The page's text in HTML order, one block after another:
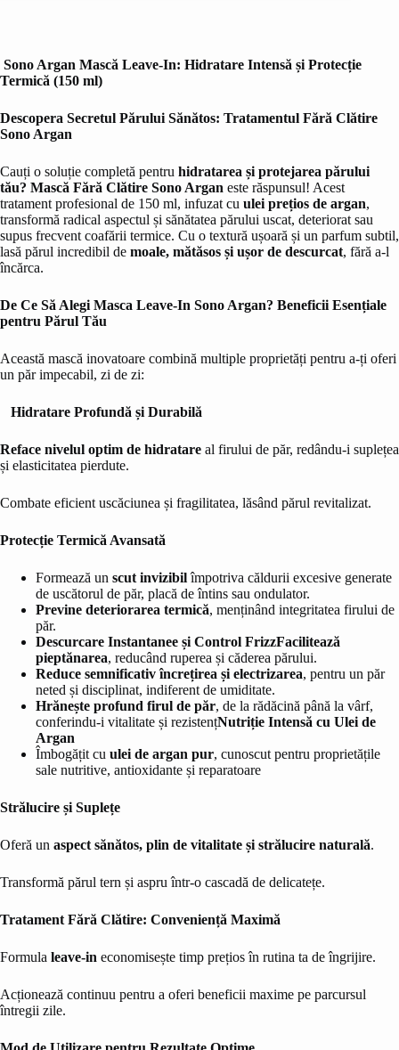
Sono Argan Mască Leave-In: Hidratare Intensă și Protecție
Termică (150 ml)
Descopera Secretul Părului Sănătos: Tratamentul Fără Clătire
Sono Argan
Cauți o soluție completă pentru hidratarea și protejarea părului
tău? Mască Fără Clătire Sono Argan este răspunsul! Acest
tratament profesional de 150 ml, infuzat cu ulei prețios de argan,
transformă radical aspectul și sănătatea părului uscat, deteriorat sau
supus frecvent coafării termice. Cu o textură ușoară și un parfum subtil,
lasă părul incredibil de moale, mătăsos și ușor de descurcat, fără a-l
încărca.
De Ce Să Alegi Masca Leave-In Sono Argan? Beneficii Esențiale
pentru Părul Tău
Această mască inovatoare combină multiple proprietăți pentru a-ți oferi
un păr impecabil, zi de zi:
Hidratare Profundă și Durabilă
Reface nivelul optim de hidratare al firului de păr, redându-i suplețea
și elasticitatea pierdute.
Combate eficient uscăciunea și fragilitatea, lăsând părul revitalizat.
Protecție Termică Avansată
Formează un scut invizibilîmpotriva căldurii excesive generate
de uscătorul de păr, placă de întins sau ondulator.
Previne deteriorarea termică, menținând integritatea firului de
păr.
Descurcare Instantanee și Control FrizzFacilitează
pieptănarea, reducând ruperea și căderea părului.
Reduce semnificativ încrețirea și electrizarea, pentru un păr
neted și disciplinat, indiferent de umiditate.
Hrănește profund firul de păr, de la rădăcină până la vârf,
conferindu-i vitalitate și rezistențNutriție Intensă cu Ulei de
Argan
Îmbogățit cu ulei de argan pur, cunoscut pentru proprietățile
sale nutritive, antioxidante și reparatoare
Strălucire și Suplețe
Oferă un aspect sănătos, plin de vitalitate și strălucire naturală.
Transformă părul tern și aspru într-o cascadă de delicatețe.
Tratament Fără Clătire: Conveniență Maximă
Formula leave-in economisește timp prețios în rutina ta de îngrijire.
Acționează continuu pentru a oferi beneficii maxime pe parcursul
întregii zile.